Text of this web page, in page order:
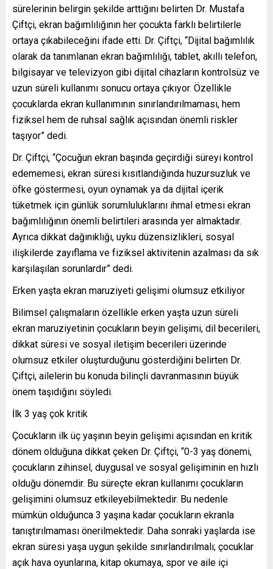
sürelerinin belirgin şekilde arttığını belirten Dr. Mustafa
Çiftçi, ekran bağımlılığının her çocukta farklı belirtilerle
ortaya çıkabileceğini ifade etti. Dr. Çiftçi, “Dijital bağımlılık
olarak da tanımlanan ekran bağımlılığı, tablet, akıllı telefon,
bilgisayar ve televizyon gibi dijital cihazların kontrolsüz ve
uzun süreli kullanımı sonucu ortaya çıkıyor. Özellikle
çocuklarda ekran kullanımının sınırlandırılmaması, hem
fiziksel hem de ruhsal sağlık açısından önemli riskler
taşıyor” dedi.
Dr. Çiftçi, “Çocuğun ekran başında geçirdiği süreyi kontrol
edememesi, ekran süresi kısıtlandığında huzursuzluk ve
öfke göstermesi, oyun oynamak ya da dijital içerik
tüketmek için günlük sorumluluklarını ihmal etmesi ekran
bağımlılığının önemli belirtileri arasında yer almaktadır.
Ayrıca dikkat dağınıklığı, uyku düzensizlikleri, sosyal
ilişkilerde zayıflama ve fiziksel aktivitenin azalması da sık
karşılaşılan sorunlardır” dedi.
Erken yaşta ekran maruziyeti gelişimi olumsuz etkiliyor
Bilimsel çalışmaların özellikle erken yaşta uzun süreli
ekran maruziyetinin çocukların beyin gelişimi, dil becerileri,
dikkat süresi ve sosyal iletişim becerileri üzerinde
olumsuz etkiler oluşturduğunu gösterdiğini belirten Dr.
Çiftçi, ailelerin bu konuda bilinçli davranmasının büyük
önem taşıdığını söyledi.
İlk 3 yaş çok kritik
Çocukların ilk üç yaşının beyin gelişimi açısından en kritik
dönem olduğuna dikkat çeken Dr. Çiftçi, “0-3 yaş dönemi,
çocukların zihinsel, duygusal ve sosyal gelişiminin en hızlı
olduğu dönemdir. Bu süreçte ekran kullanımı çocukların
gelişimini olumsuz etkileyebilmektedir. Bu nedenle
mümkün olduğunca 3 yaşına kadar çocukların ekranla
tanıştırılmaması önerilmektedir. Daha sonraki yaşlarda ise
ekran süresi yaşa uygun şekilde sınırlandırılmalı; çocuklar
açık hava oyunlarına, kitap okumaya, spor ve aile içi